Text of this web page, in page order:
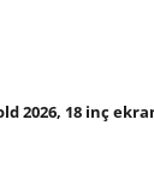
2026, 18 inç